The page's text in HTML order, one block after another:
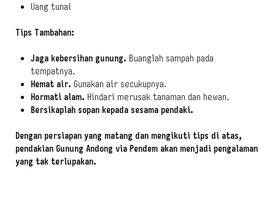
Uang tunai
Tips Tambahan:
Jaga kebersihan gunung. Buanglah sampah pada
tempatnya.
Hemat air. Gunakan air secukupnya.
Hormati alam. Hindari merusak tanaman dan hewan.
Bersikaplah sopan kepada sesama pendaki.
Dengan persiapan yang matang dan mengikuti tips di atas,
pendakian Gunung Andong via Pendem akan menjadi pengalaman
yang tak terlupakan.